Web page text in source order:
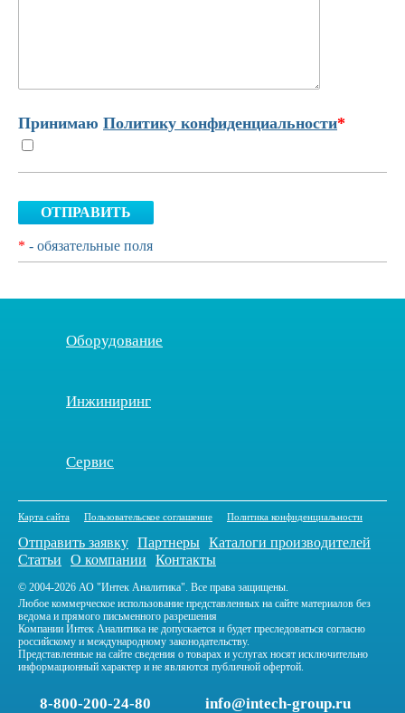
Принимаю Политику конфиденциальности*
ОТПРАВИТЬ
* - обязательные поля
Оборудование
Инжиниринг
Сервис
Карта сайта Пользовательское соглашение Политика конфиденциальности
Отправить заявку Партнеры Каталоги производителей
Статьи
О компании Контакты
© 2004-2026 АО "Интек Аналитика". Все права защищены.
Любое коммерческое использование представленных на сайте материалов без
ведома и прямого письменного разрешения
Компании Интек Аналитика не допускается и будет преследоваться согласно
российскому и международному законодательству.
Представленные на сайте сведения о товарах и услугах носят исключительно
информационный характер и не являются публичной офертой.
8-800-200-24-80 info@intech-group.ru